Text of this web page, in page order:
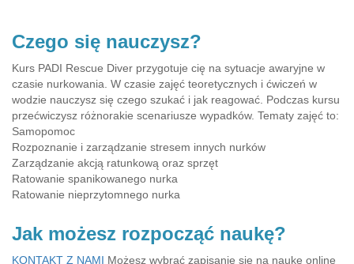
Czego się nauczysz?
Kurs PADI Rescue Diver przygotuje cię na sytuacje awaryjne w
czasie nurkowania. W czasie zajęć teoretycznych i ćwiczeń w
wodzie nauczysz się czego szukać i jak reagować. Podczas kursu
przećwiczysz różnorakie scenariusze wypadków. Tematy zajęć to:
Samopomoc
Rozpoznanie i zarządzanie stresem innych nurków
Zarządzanie akcją ratunkową oraz sprzęt
Ratowanie spanikowanego nurka
Ratowanie nieprzytomnego nurka
Jak możesz rozpocząć naukę?
KONTAKT Z NAMI Możesz wybrać zapisanie się na naukę online